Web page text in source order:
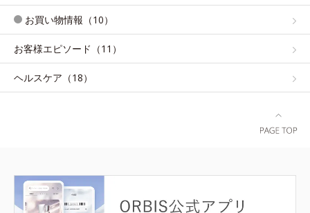
お買い物情報（10）
お客様エピソード（11）
ヘルスケア（18）